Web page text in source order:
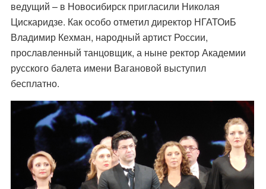
ведущий – в Новосибирск пригласили Николая
Цискаридзе. Как особо отметил директор НГАТОиБ
Владимир Кехман, народный артист России,
прославленный танцовщик, а ныне ректор Академии
русского балета имени Вагановой выступил
бесплатно.